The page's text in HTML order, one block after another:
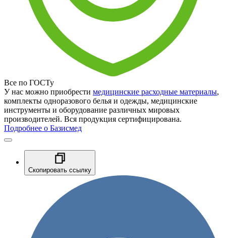
Все по ГОСТу
У нас можно приобрести медицинские расходные материалы,
комплекты одноразового белья и одежды, медицинские
инструменты и оборудование различных мировых
производителей. Вся продукция сертифицирована.
Подробнее о Базисмед
Скопировать ссылку